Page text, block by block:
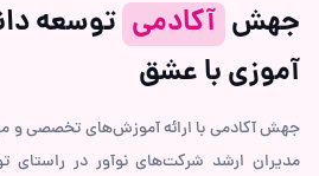
جهش‌ آکادمی توسعه
آموزی با عشق
جهش آکادمی با ارائه آموزش‌های تخصصی و
مدیران ارشد شرکت‌های نوآور در